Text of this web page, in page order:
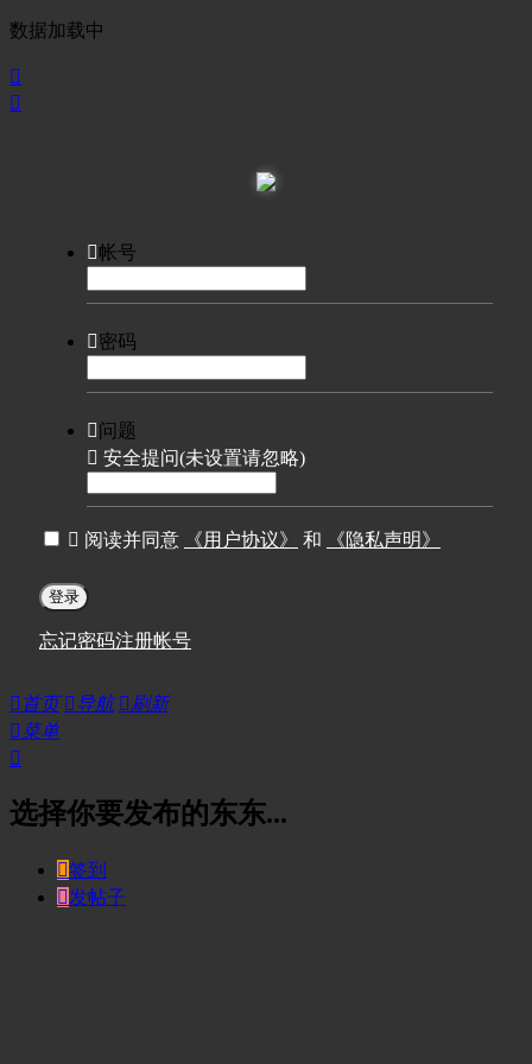
数据加载中


帐号
密码
问题
 安全提问(未设置请忽略)
 阅读并同意 《用户协议》 和 《隐私声明》
登录
忘记密码注册帐号
 首页 导航  刷新
菜单

选择你要发布的东东...
签到
发帖子